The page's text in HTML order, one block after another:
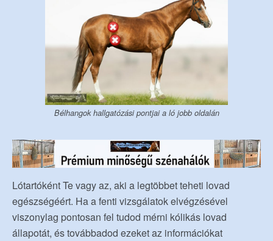
Bélhangok hallgatózási pontjai a ló jobb oldalán
Lótartóként Te vagy az, aki a legtöbbet teheti lovad
egészségéért. Ha a fenti vizsgálatok elvégzésével
viszonylag pontosan fel tudod mérni kólikás lovad
állapotát, és továbbadod ezeket az információkat